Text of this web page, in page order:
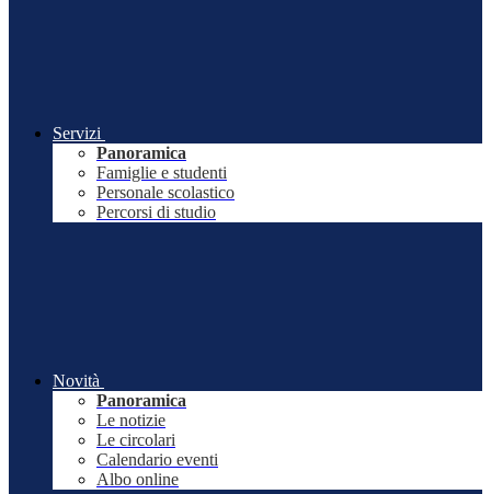
Servizi
Panoramica
Famiglie e studenti
Personale scolastico
Percorsi di studio
Novità
Panoramica
Le notizie
Le circolari
Calendario eventi
Albo online